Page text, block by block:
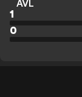
AVL
1
0